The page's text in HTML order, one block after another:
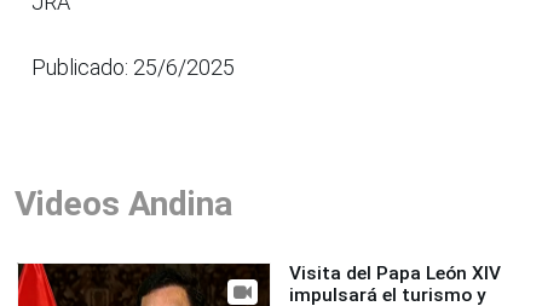
Publicado: 25/6/2025
Videos Andina
Visita del Papa León XIV
impulsará el turismo y